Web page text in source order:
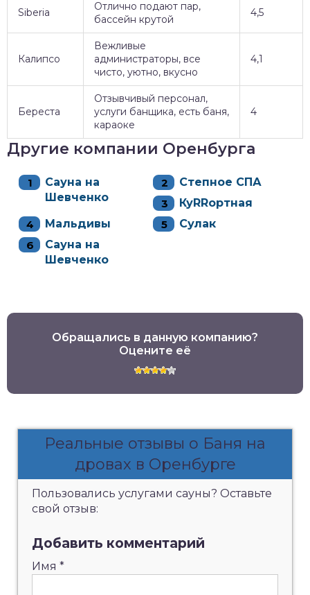
Siberia
Отлично подают пар,
бассейн крутой
4,5
Калипсо
Вежливые
администраторы, все
чисто, уютно, вкусно
4,1
Береста
Отзывчивый персонал,
услуги банщика, есть баня,
караоке
4
Другие компании Оренбурга
Сауна на
Шевченко
Степное СПА
КуRRортная
Мальдивы
Сулак
Сауна на
Шевченко
Обращались в данную компанию?
Оцените её
Реальные отзывы о Баня на
дровах в Оренбурге
Пользовались услугами сауны? Оставьте
свой отзыв:
Добавить комментарий
Имя *